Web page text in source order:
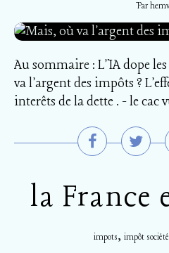
Par
Au sommaire : L'IA dope
va l'argent des impôts ?
interêts de la dette . - le cac
la France
impots, impôt société